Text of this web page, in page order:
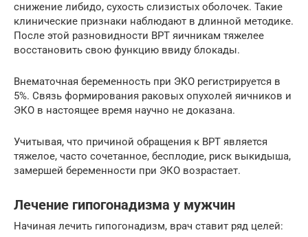
снижение либидо, сухость слизистых оболочек. Такие
клинические признаки наблюдают в длинной методике.
После этой разновидности ВРТ яичникам тяжелее
восстановить свою функцию ввиду блокады.
Внематочная беременность при ЭКО регистрируется в
5%. Связь формирования раковых опухолей яичников и
ЭКО в настоящее время научно не доказана.
Учитывая, что причиной обращения к ВРТ является
тяжелое, часто сочетанное, бесплодие, риск выкидыша,
замершей беременности при ЭКО возрастает.
Лечение гипогонадизма у мужчин
Начиная лечить гипогонадизм, врач ставит ряд целей: